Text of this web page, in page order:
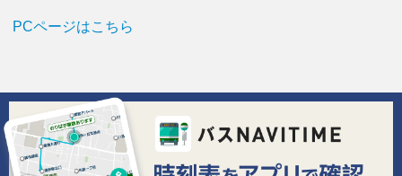
PCページはこちら